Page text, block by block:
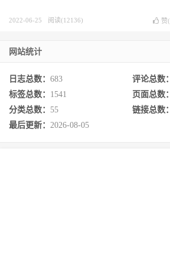
2022-06-25 阅读(12136) 赞(
网站统计
日志总数： 683 评论总数：
标签总数： 1541 页面总数：
分类总数： 55 链接总数：
最后更新： 2026-08-05